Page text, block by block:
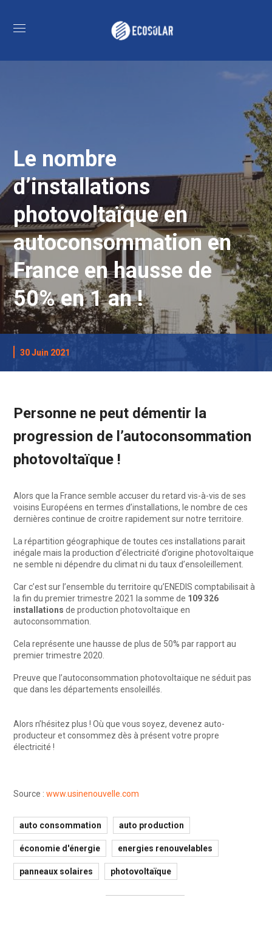
Le nombre
d’installations
photovoltaïque en
autoconsommation en
France en hausse de
50% en 1 an !
30 Juin 2021
Personne ne peut démentir la
progression de l’autoconsommation
photovoltaïque !
Alors que la France semble accuser du retard vis-à-vis de ses
voisins Européens en termes d’installations, le nombre de ces
dernières continue de croitre rapidement sur notre territoire.
La répartition géographique de toutes ces installations parait
inégale mais la production d’électricité d’origine photovoltaïque
ne semble ni dépendre du climat ni du taux d’ensoleillement.
Car c’est sur l’ensemble du territoire qu’ENEDIS comptabilisait à
la fin du premier trimestre 2021 la somme de 109 326
installations de production photovoltaïque en
autoconsommation.
Cela représente une hausse de plus de 50% par rapport au
premier trimestre 2020.
Preuve que l’autoconsommation photovoltaïque ne séduit pas
que dans les départements ensoleillés.
Alors n’hésitez plus ! Où que vous soyez, devenez auto-
producteur et consommez dès à présent votre propre
électricité !
Source :www.usinenouvelle.com
auto consommation auto production
économie d'énergie energies renouvelables
panneaux solaires photovoltaïque